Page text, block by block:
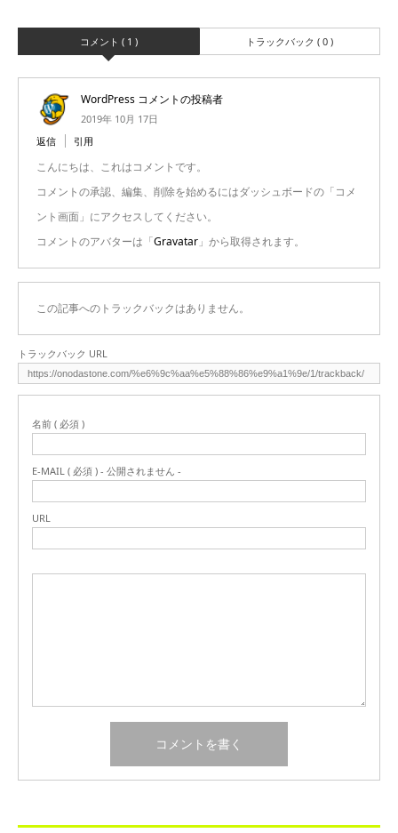
コメント ( 1 ) トラックバック ( 0 )
WordPress コメントの投稿者
2019年 10月 17日
返信
引用
こんにちは、これはコメントです。
コメントの承認、編集、削除を始めるにはダッシュボードの「コメ
ント画面」にアクセスしてください。
コメントのアバターは「Gravatar 」から取得されます。
この記事へのトラックバックはありません。
トラックバック URL
名前 ( 必須 )
E-MAIL ( 必須 ) - 公開されません -
URL